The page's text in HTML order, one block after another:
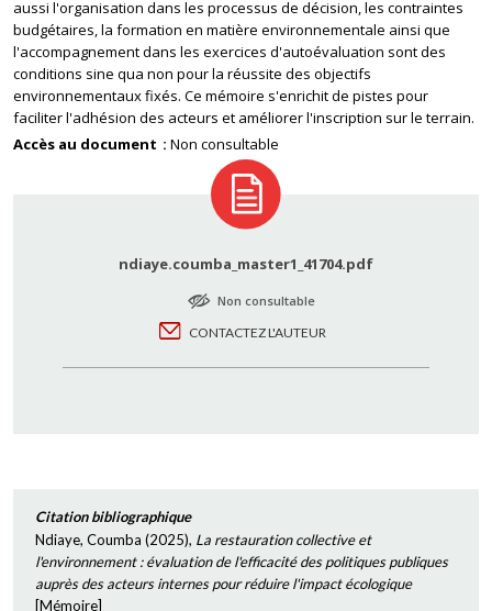
aussi l'organisation dans les processus de décision, les contraintes
budgétaires, la formation en matière environnementale ainsi que
l'accompagnement dans les exercices d'autoévaluation sont des
conditions sine qua non pour la réussite des objectifs
environnementaux fixés. Ce mémoire s'enrichit de pistes pour
faciliter l'adhésion des acteurs et améliorer l'inscription sur le terrain.
Accès au document
Non consultable
ndiaye.coumba_master1_41704.pdf
Non consultable
CONTACTEZ L'AUTEUR
Citation bibliographique
Ndiaye, Coumba (2025), La restauration collective et
l'environnement : évaluation de l'efficacité des politiques publiques
auprès des acteurs internes pour réduire l'impact écologique
[Mémoire]